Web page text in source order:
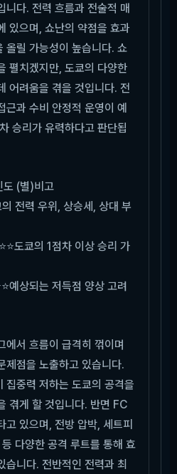
니다. 전력 흐름과 전술적 매
있으며, 쇼난의 약점을 효과
올릴 가능성이 높습니다. 쇼
펼치겠지만, 도쿄의 다양한
어려움을 겪을 것입니다. 전
근과 수비 안정적 운영이 예
승리가 유력하다고 판단됩
도 (별)비고
전력 우위, 상승세, 상대 부
도쿄의 1점차 이상 승리 가
예상되는 저득점 양상 고려
에서 흐름이 급격히 꺾이며
제점을 노출하고 있습니다.
집중력 저하는 도쿄의 공격을
겪게 할 것입니다. 반면 FC
고 있으며, 전방 압박, 세트피
다양한 공격 루트를 통해 효
습니다. 전반적인 전력과 최